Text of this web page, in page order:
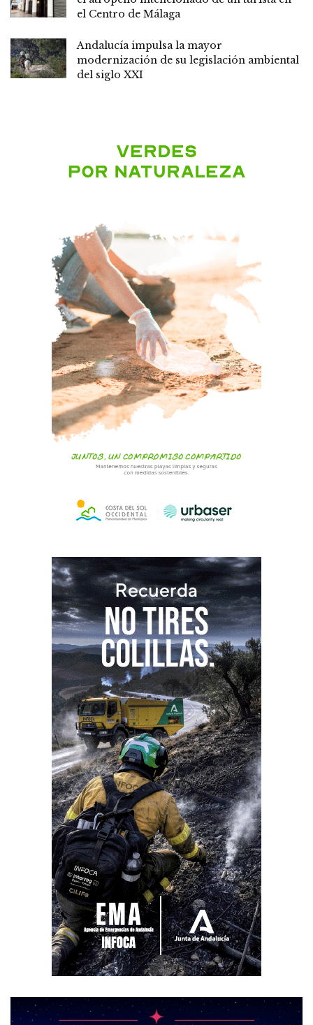
el Centro de Málaga
Andalucía impulsa la mayor
modernización de su legislación ambiental
del siglo XXI